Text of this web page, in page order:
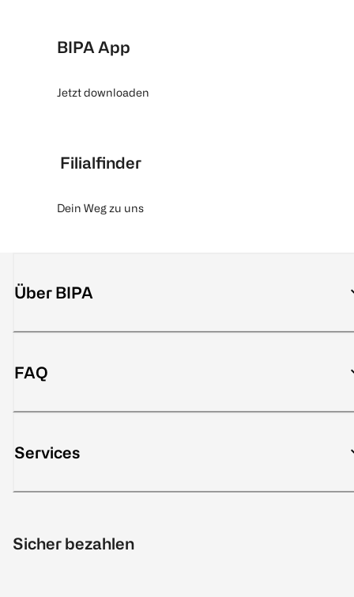
BIPA App
Jetzt downloaden
Filialfinder
Dein Weg zu uns
Über BIPA
FAQ
Services
Sicher bezahlen